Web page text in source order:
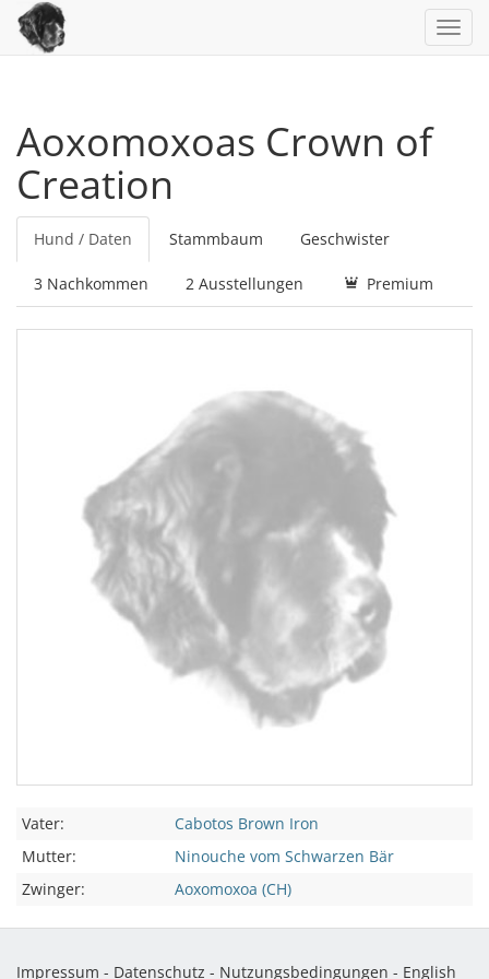
Aoxomoxoas Crown of
Creation
Hund / Daten Stammbaum Geschwister
3 Nachkommen 2 Ausstellungen Premium
Vater:
Cabotos Brown Iron
Mutter:
Ninouche vom Schwarzen Bär
Zwinger:
Aoxomoxoa (CH)
Impressum - Datenschutz - Nutzungsbedingungen - English